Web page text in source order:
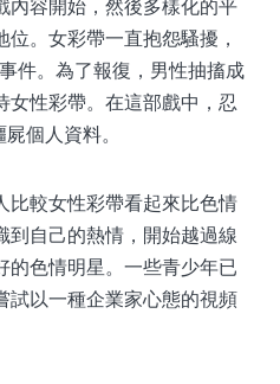
內容開始，然後多樣化的平
。女彩帶一直抱怨騷擾，
件。為了報復，男性抽搐成
女性彩帶。在這部戲中，忍
個人資料。
比較女性彩帶看起來比色情
到自己的熱情，開始越過線
的色情明星。一些青少年已
試以一種企業家心態的視頻